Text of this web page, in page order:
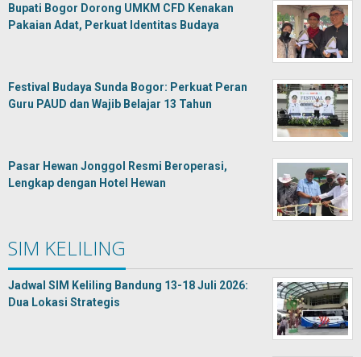
Bupati Bogor Dorong UMKM CFD Kenakan
Pakaian Adat, Perkuat Identitas Budaya
Festival Budaya Sunda Bogor: Perkuat Peran
Guru PAUD dan Wajib Belajar 13 Tahun
Pasar Hewan Jonggol Resmi Beroperasi,
Lengkap dengan Hotel Hewan
SIM KELILING
Jadwal SIM Keliling Bandung 13-18 Juli 2026:
Dua Lokasi Strategis